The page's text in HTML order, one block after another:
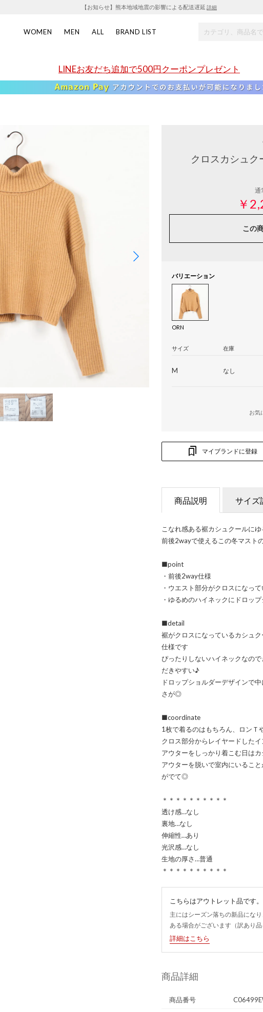
【お知らせ】熊本地域地震の影響による配送遅延 詳細
WOMEN MEN ALL BRAND LIST
LINEお友だち追加で500円クーポンプレゼント
クロスカシュク
通
￥
この
バリエーション
ORN
サイズ 在庫
M なし
お気
マイブランドに登録
商品説明 サイズ
こなれ感ある裾カシュクールに
前後2wayで使えるこの冬マスト
■point
・前後2way仕様
・ウエスト部分がクロスになっ
・ゆるめのハイネックにドロッ
■detail
裾がクロスになっているカシュ
仕様です
ぴったりしないハイネックなの
だきやすい♪
ドロップショルダーデザインで
さが◎
■coordinate
1枚で着るのはもちろん、ロンＴ
クロス部分からレイヤードした
アウターをしっかり着こむ日は
アウターを脱いで室内にいるこ
がでて◎
＊＊＊＊＊＊＊＊＊＊
透け感…なし
裏地…なし
伸縮性…あり
光沢感…なし
生地の厚さ…普通
＊＊＊＊＊＊＊＊＊＊
こちらはアウトレット品です。
主にはシーズン落ちの新品にな
ある場合がございます（訳あり品
詳細はこちら
商品詳細
商品番号